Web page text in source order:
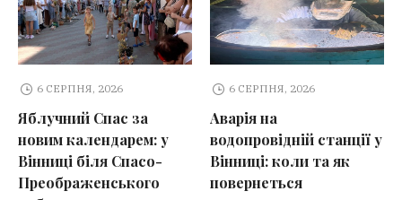
6 СЕРПНЯ, 2026
Яблучний Спас за
новим календарем: у
Вінниці біля Спасо-
Преображенського
6 СЕРПНЯ, 2026
Аварія на
водопровідній станції у
Вінниці: коли та як
повернеться